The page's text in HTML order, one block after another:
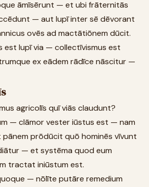
āmīsērunt — et ubi frāternitās
— aut lupī inter sē dēvorant
ovēs ad mactātiōnem dūcit.
est lupī via — collectīvismus est
ex eādem rādīce nāscitur —
agricolīs quī viās claudunt?
— clāmor vester iūstus est — nam
prōdūcit quō hominēs vīvunt
— et systēma quod eum
tractat iniūstum est.
— nōlīte putāre remedium